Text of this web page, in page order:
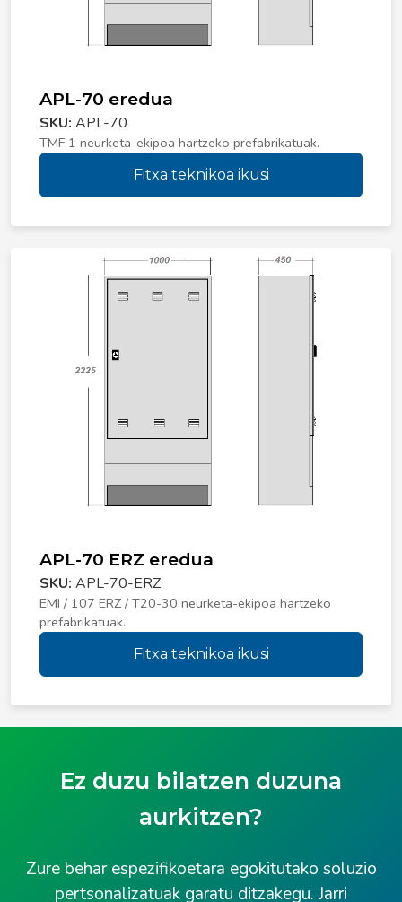
APL-70 eredua
SKU: APL-70
TMF 1 neurketa-ekipoa hartzeko prefabrikatuak.
Fitxa teknikoa ikusi
APL-70 ERZ eredua
SKU: APL-70-ERZ
EMI / 107 ERZ / T20-30 neurketa-ekipoa hartzeko
prefabrikatuak.
Fitxa teknikoa ikusi
Ez duzu bilatzen duzuna
aurkitzen?
Zure behar espezifikoetara egokitutako soluzio
pertsonalizatuak garatu ditzakegu. Jarri